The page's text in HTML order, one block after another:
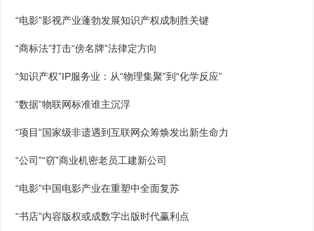
“电影”影视产业蓬勃发展知识产权成制胜关键
“商标法”打击“傍名牌”法律定方向
“知识产权”IP服务业：从“物理集聚”到“化学反应”
“数据”物联网标准谁主沉浮
“项目”国家级非遗遇到互联网众筹焕发出新生命力
“公司”“窃”商业机密老员工建新公司
“电影”中国电影产业在重塑中全面复苏
“书店”内容版权或成数字出版时代赢利点